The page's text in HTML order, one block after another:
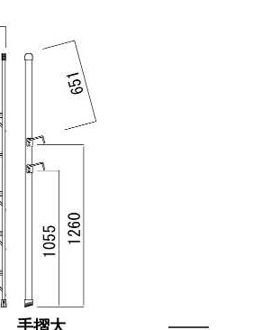
手摺大